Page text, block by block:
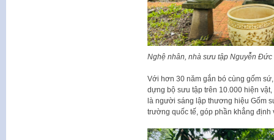
Nghệ nhân, nhà sưu tập Nguyễn
Với hơn 30 năm gắn bó cùng gốm
dựng bộ sưu tập trên 10.000 hiện
là người sáng lập thương hiệu Gốm
trường quốc tế, góp phần khẳng định